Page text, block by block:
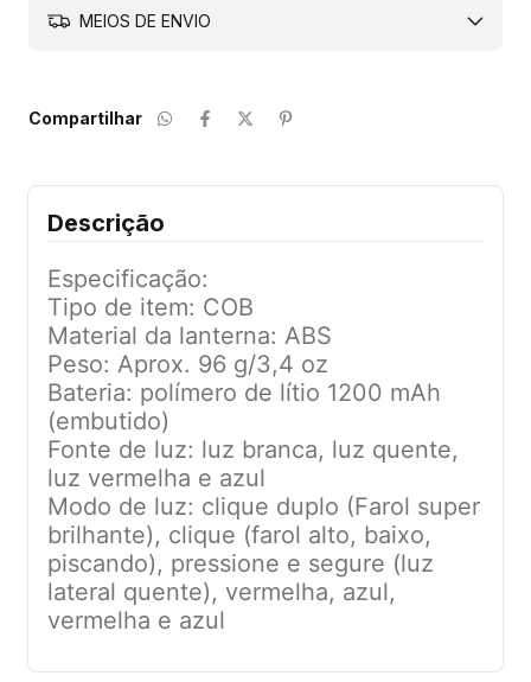
MEIOS DE ENVIO
Compartilhar
Descrição
Especificação:
Tipo de item: COB
Material da lanterna: ABS
Peso: Aprox. 96 g/3,4 oz
Bateria: polímero de lítio 1200 mAh
(embutido)
Fonte de luz: luz branca, luz quente,
luz vermelha e azul
Modo de luz: clique duplo (Farol super
brilhante), clique (farol alto, baixo,
piscando), pressione e segure (luz
lateral quente), vermelha, azul,
vermelha e azul